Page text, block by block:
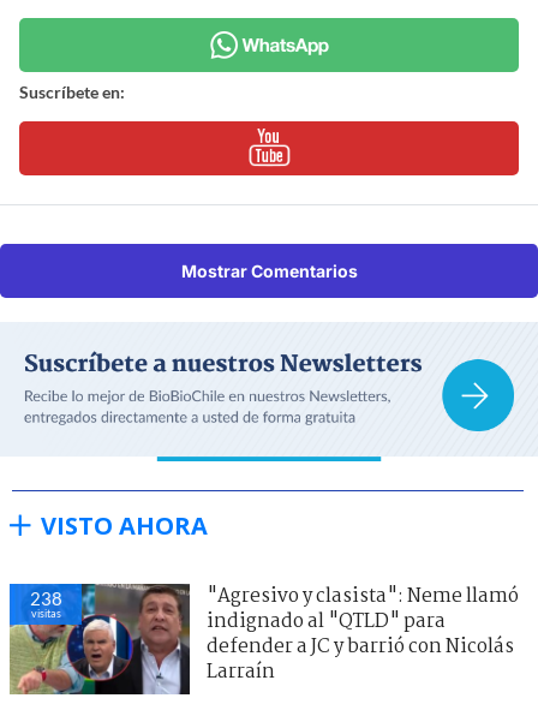
Suscríbete en:
Mostrar Comentarios
VISTO AHORA
238
visitas
"Agresivo y clasista": Neme llamó
indignado al "QTLD" para
defender a JC y barrió con Nicolás
Larraín